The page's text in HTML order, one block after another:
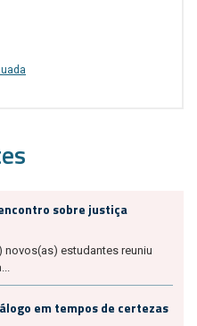
sobre justiça
novos(as) estudantes reuniu
em tempos de certezas